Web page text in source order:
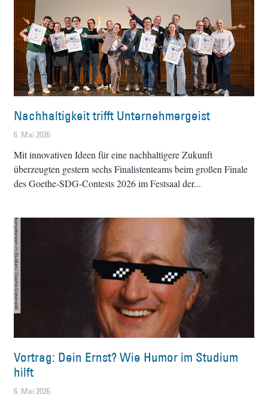
Nachhaltigkeit trifft Unternehmergeist
6. Mai 2026
Mit innovativen Ideen für eine nachhaltigere Zukunft
überzeugten gestern sechs Finalistenteams beim großen Finale
des Goethe-SDG-Contests 2026 im Festsaal der
Vortrag: Dein Ernst? Wie Humor im Studium
hilft
6. Mai 2026